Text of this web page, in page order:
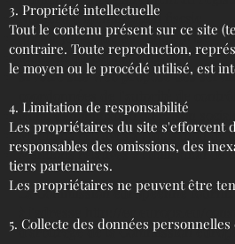
Numéro d’identification fiscale
Forme juridique de l’entreprise
Montant du Capital Social
Si votre site Web propose des
Nom, dénomination ou raison
Mentions relatives à l'utilisation de
Mentions relatives à l'utilisation de
La Commission européenne
d'arbitrage de la Commission
3. Propriété intellectuelle
Tout le contenu présent sur ce site
contraire. Toute reproduction,
le moyen ou le procédé utilisé, est
4. Limitation de responsabilité
Les propriétaires du site s'efforcent
responsables des omissions, des
tiers partenaires.
Les propriétaires ne peuvent être
5. Collecte des données personnelles